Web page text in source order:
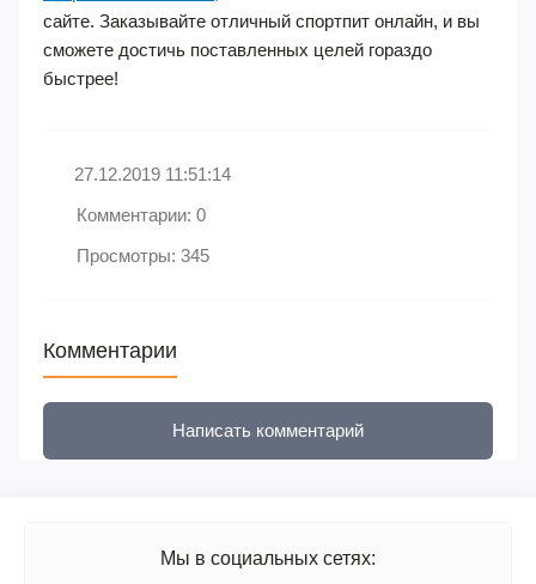
сайте. Заказывайте отличный спортпит онлайн, и вы
сможете достичь поставленных целей гораздо
быстрее!
27.12.2019 11:51:14
Комментарии: 0
Просмотры: 345
Комментарии
Написать комментарий
Мы в социальных сетях: